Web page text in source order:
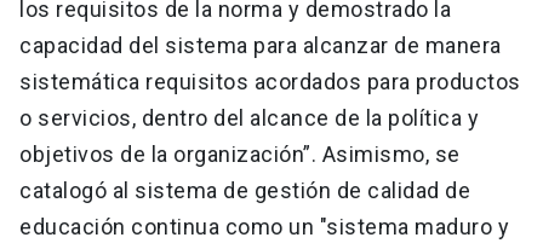
los requisitos de la norma y demostrado la
capacidad del sistema para alcanzar de manera
sistemática requisitos acordados para productos
o servicios, dentro del alcance de la política y
objetivos de la organización”. Asimismo, se
catalogó al sistema de gestión de calidad de
educación continua como un "sistema maduro y